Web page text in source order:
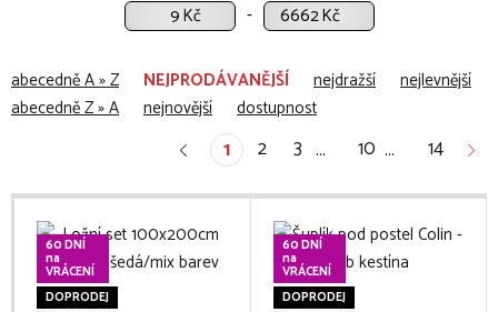
Kč Kč
abecedně A » Z NEJPRODÁVANĚJŠÍ nejdražší
nejlevnější
abecedně Z » A
nejnovější dostupnost
1 2 3 … 10 … 14
60 DNÍ
na
VRÁCENÍ
DOPRODEJ
60 DNÍ
na
VRÁCENÍ
DOPRODEJ